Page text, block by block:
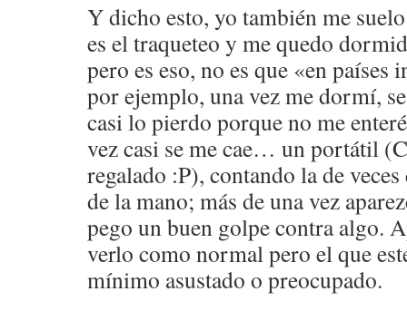
Y dicho esto, yo también me
es el traqueteo y me quedo
pero es eso, no es que «en países
por ejemplo, una vez me dormí,
casi lo pierdo porque no me
vez casi se me cae… un portátil
regalado :P), contando la de
de la mano; más de una vez
pego un buen golpe contra algo.
verlo como normal pero el que
mínimo asustado o preocupado.